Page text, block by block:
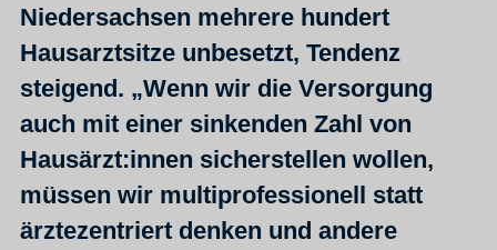
Niedersachsen mehrere hundert
Hausarztsitze unbesetzt, Tendenz
steigend. „Wenn wir die Versorgung
auch mit einer sinkenden Zahl von
Hausärzt:innen sicherstellen wollen,
müssen wir multiprofessionell statt
ärztezentriert denken und andere